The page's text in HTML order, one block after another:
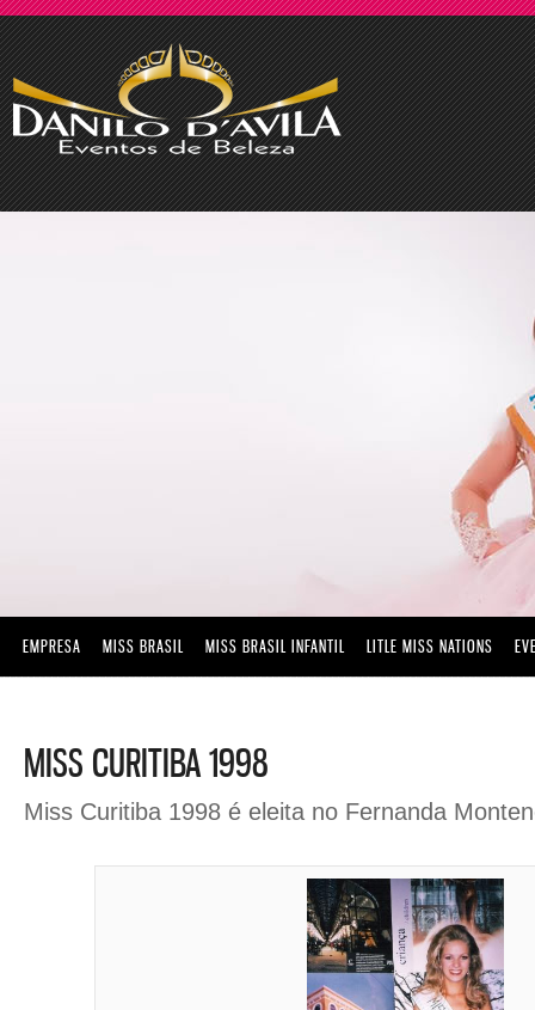
EMPRESA MISS BRASIL MISS BRASIL INFANTIL LITLE MISS NATIONS
MISS CURITIBA 1998
Miss Curitiba 1998 é eleita no Fernanda